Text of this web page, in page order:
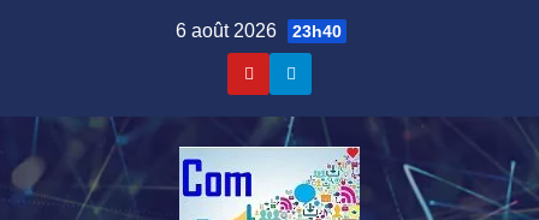
6 août 2026 23h40